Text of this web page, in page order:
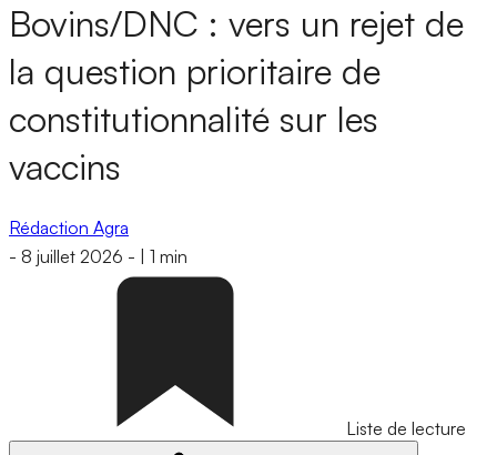
Bovins/DNC : vers un rejet de
la question prioritaire de
constitutionnalité sur les
vaccins
Rédaction Agra
- 8 juillet 2026 - 1 min
Liste de lecture